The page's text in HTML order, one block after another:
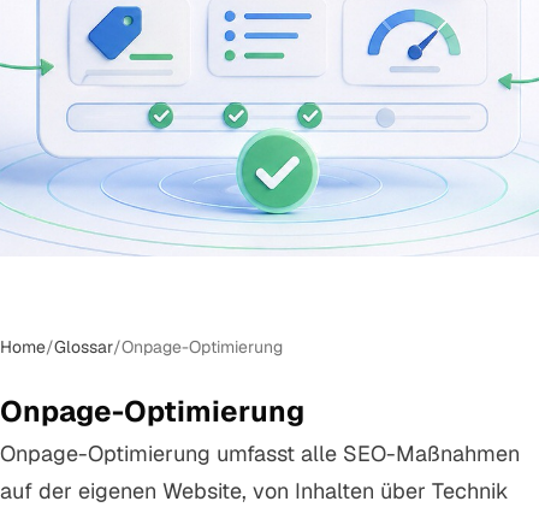
Home/Glossar/Onpage-Optimierung
Onpage-Optimierung
Onpage-Optimierung umfasst alle SEO-Maßnahmen
auf der eigenen Website, von Inhalten über Technik